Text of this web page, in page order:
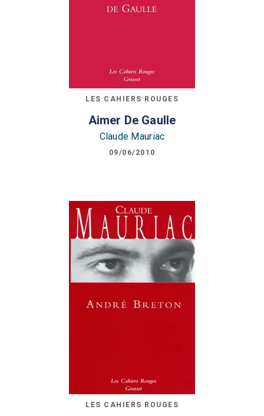
LES CAHIERS ROUGES
Aimer De Gaulle
Claude Mauriac
09/06/2010
LES CAHIERS ROUGES